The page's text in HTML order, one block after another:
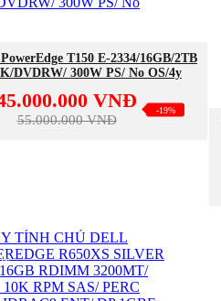
T150 E-2334/16GB/2TB
DVDRW/ 300W PS/ No OS/4y
VNĐ
55.000.000 VNĐ
-19%